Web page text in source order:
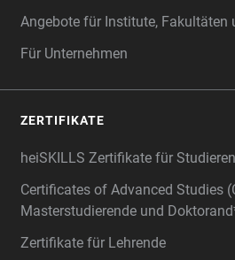
Angebote für Institute, Fakultäten
Für Unternehmen
ZERTIFIKATE
heiSKILLS Zertifikate für
Certificates of Advanced Studies
Masterstudierende und
Zertifikate für Lehrende